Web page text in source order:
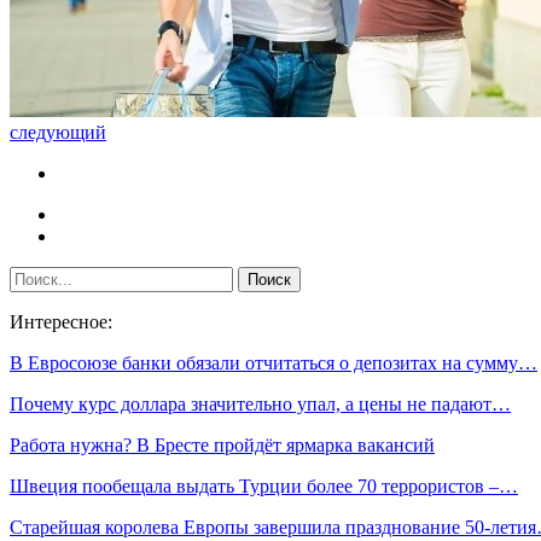
следующий
Интересное:
В Евросоюзе банки обязали отчитаться о депозитах на сумму…
Почему курс доллара значительно упал, а цены не падают…
Работа нужна? В Бресте пройдёт ярмарка вакансий
Швеция пообещала выдать Турции более 70 террористов –…
Старейшая королева Европы завершила празднование 50-